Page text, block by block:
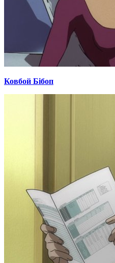
Ковбой Бібоп